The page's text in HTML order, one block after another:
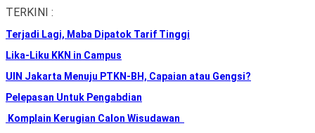
Skip
the
content
TERKINI :
Terjadi Lagi, Maba Dipatok Tarif Tinggi
Lika-Liku KKN in Campus
UIN Jakarta Menuju PTKN-BH, Capaian atau Gengsi?
Pelepasan Untuk Pengabdian
Komplain Kerugian Calon Wisudawan